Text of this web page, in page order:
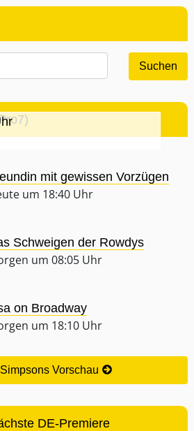
mit gewissen Vorzügen
um 18:40 Uhr
Schweigen der Rowdys
um 08:05 Uhr
on Broadway
um 18:10 Uhr
Vorschau
DE-Premiere